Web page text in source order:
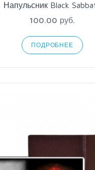
Напульсник Black
100.00 руб.
ПОДРОБНЕЕ